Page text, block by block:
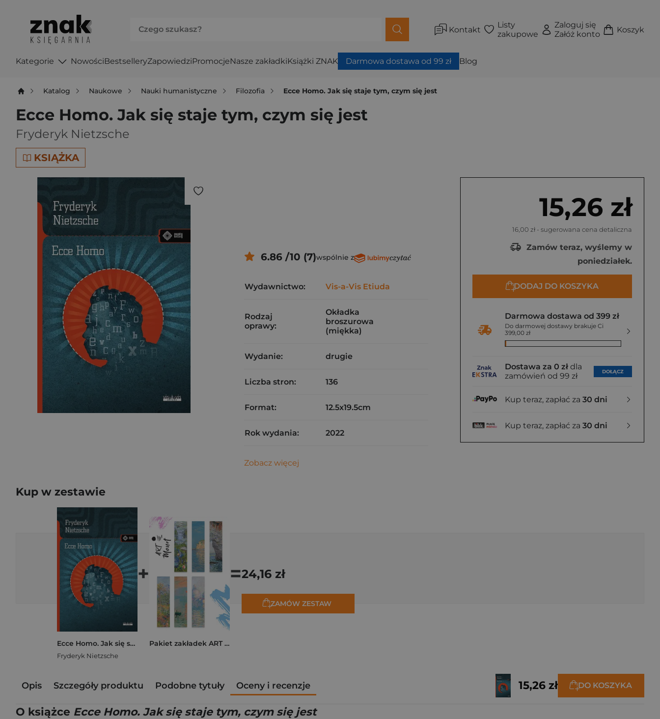
Kontakt
Listy
zakupowe
Zaloguj się
Załóż konto
Koszyk
Kategorie NowościBestselleryZapowiedziPromocjeNasze zakładkiKsiążki ZNAK Darmowa dostawa od 99 zł Blog
Katalog Naukowe Nauki humanistyczne Filozofia Ecce Homo. Jak się staje tym, czym się jest
Ecce Homo. Jak się staje tym, czym się jest
Fryderyk Nietzsche
KSIĄŻKA
15,26 zł
16,00 zł - sugerowana cena detaliczna
Zamów teraz, wyślemy w
poniedziałek.
DODAJ DO KOSZYKA
Darmowa dostawa od 399 zł
Do darmowej dostawy brakuje Ci
399,00 zł
Dostawa za 0 zł dla
zamówień od 99 zł
DOŁĄCZ
Kup teraz, zapłać za 30 dni
Kup teraz, zapłać za 30 dni
6.86 /10 (7)wspólnie z
Wydawnictwo: Vis-a-Vis Etiuda
Rodzaj
oprawy:
Okładka
broszurowa
(miękka)
Wydanie: drugie
Liczba stron: 136
Format: 12.5x19.5cm
Rok wydania: 2022
Zobacz więcej
Kup w zestawie
Ecce Homo. Jak się staje tym, czym się jest
Fryderyk Nietzsche
+
Pakiet zakładek ART Monet
=24,16 zł
ZAMÓW ZESTAW
Opis Szczegóły produktu Podobne tytuły Oceny i recenzje 15,26 zł DO KOSZYKA
O książce Ecce Homo. Jak się staje tym, czym się jest